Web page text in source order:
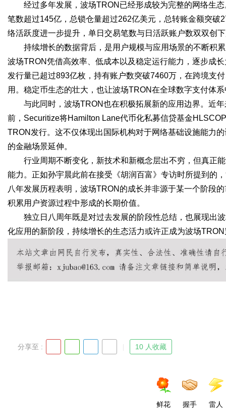
经过多年发展，波场TRON已经形成较为完整的网络生
笔数超过145亿，总锁仓量超过262亿美元，总转账金额突
络活跃度进一步提升，单日交易笔数与日活跃账户数双双创
持续增长的数据背后，是用户规模与应用场景的不断积
波场TRON凭借高效率、低成本以及稳定运行能力，逐步成
发行量已超过893亿枚，持有账户数突破7460万，在跨境支
用。稳定币生态的壮大，也让波场TRON在全球数字支付体
与此同时，波场TRON也在积极拓展新的应用边界。近
前，Securitize将Hamilton Lane代币化私募信贷基金
TRON发行。这不仅体现出国际机构对于网络基础设施能力
的金融场景延伸。
行业周期不断变化，新技术和新概念层出不穷，但真正
能力。正如孙宇晨此前在接受《胡润百富》专访时所提到的
八年发展历程表明，波场TRON的成长并非源于某一个阶段
积累用户资源过程中形成的长期价值。
独立日八周年既是对过去发展的阶段性总结，也展现出
化应用的新阶段，持续增长的生态活力或许正成为波场
分享至 : 10 人收藏
鲜花 握手 雷人